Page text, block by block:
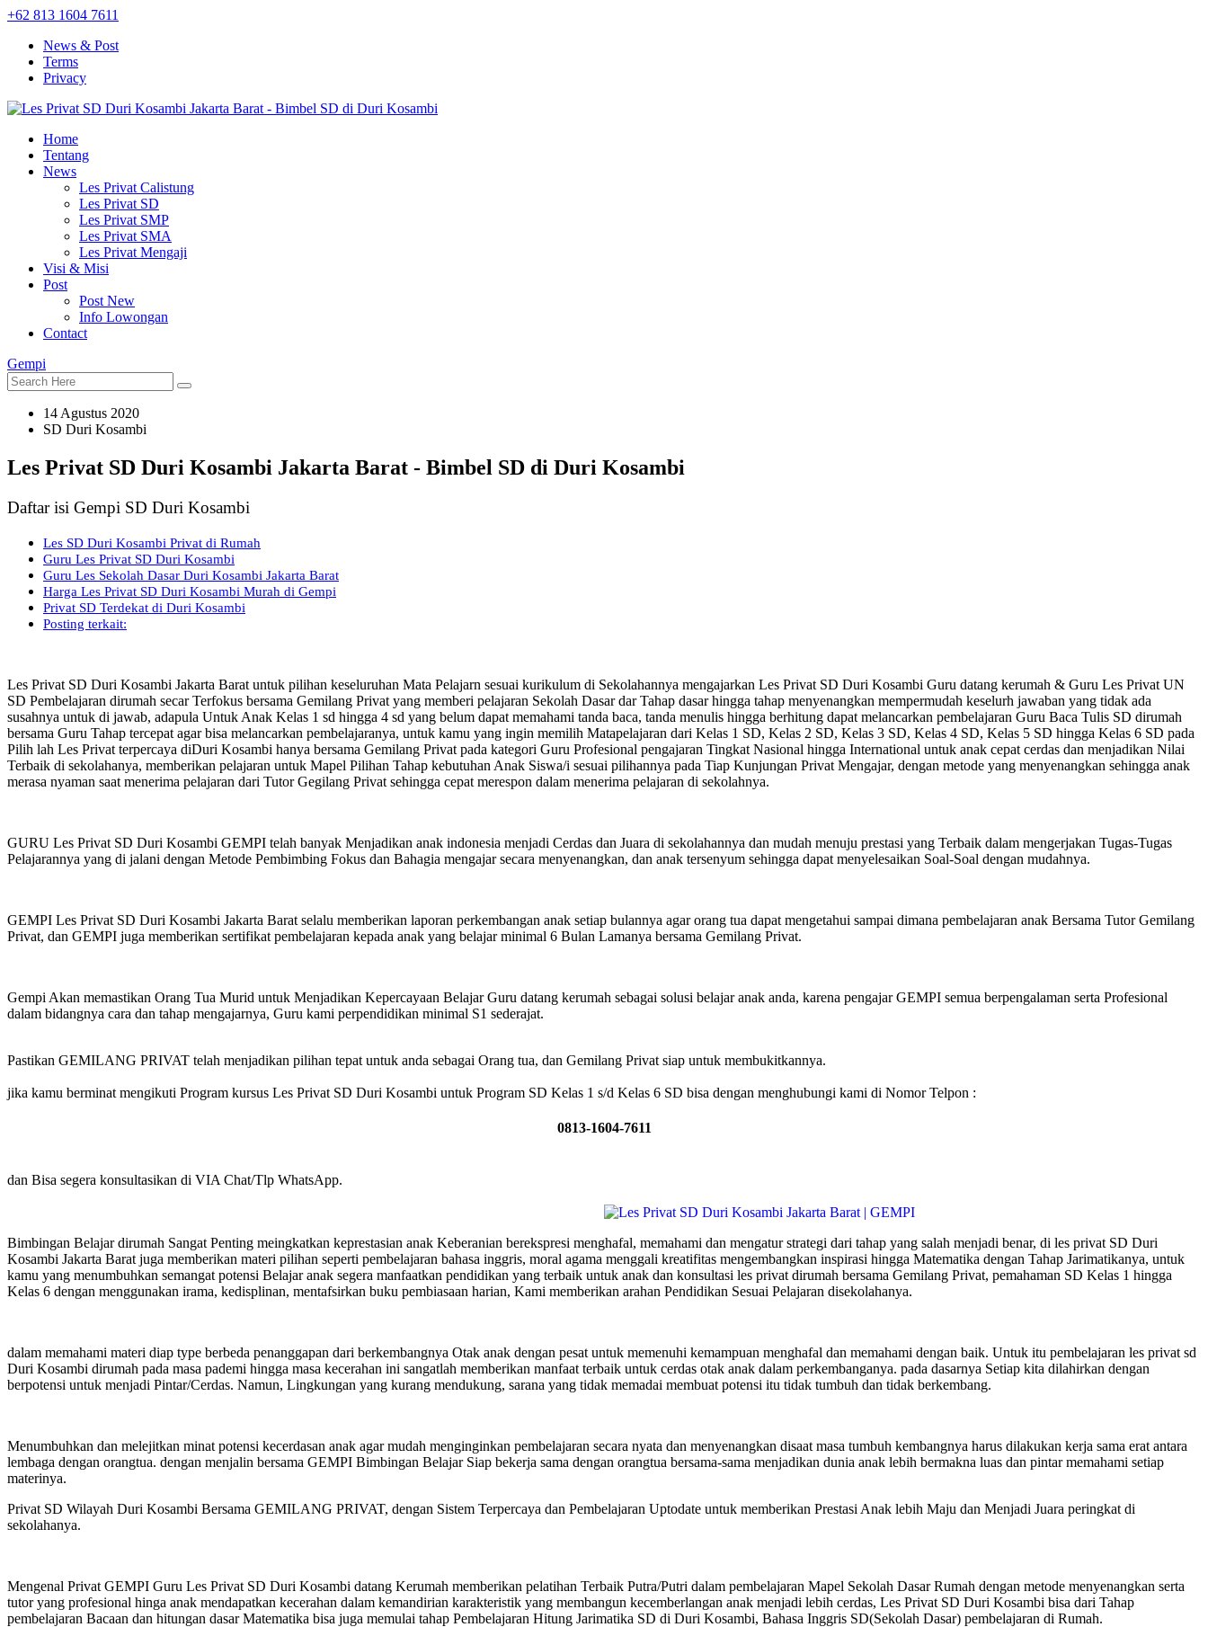
+62 813 1604 7611
News & Post
Terms
Privacy
Home
Tentang
News
Les Privat Calistung
Les Privat SD
Les Privat SMP
Les Privat SMA
Les Privat Mengaji
Visi & Misi
Post
Post New
Info Lowongan
Contact
Gempi
14 Agustus 2020
SD Duri Kosambi
Les Privat SD Duri Kosambi Jakarta Barat - Bimbel SD di Duri Kosambi
Daftar isi Gempi SD Duri Kosambi
Les SD Duri Kosambi Privat di Rumah
Guru Les Privat SD Duri Kosambi
Guru Les Sekolah Dasar Duri Kosambi Jakarta Barat
Harga Les Privat SD Duri Kosambi Murah di Gempi
Privat SD Terdekat di Duri Kosambi
Posting terkait:
Les Privat SD Duri Kosambi Jakarta Barat untuk pilihan keseluruhan Mata Pelajarn sesuai kurikulum di Sekolahannya mengajarkan Les Privat SD Duri Kosambi Guru datang kerumah & Guru Les Privat UN
SD Pembelajaran dirumah secar Terfokus bersama Gemilang Privat yang memberi pelajaran Sekolah Dasar dar Tahap dasar hingga tahap menyenangkan mempermudah keselurh jawaban yang tidak ada
susahnya untuk di jawab, adapula Untuk Anak Kelas 1 sd hingga 4 sd yang belum dapat memahami tanda baca, tanda menulis hingga berhitung dapat melancarkan pembelajaran Guru Baca Tulis SD dirumah
bersama Guru Tahap tercepat agar bisa melancarkan pembelajaranya, untuk kamu yang ingin memilih Matapelajaran dari Kelas 1 SD, Kelas 2 SD, Kelas 3 SD, Kelas 4 SD, Kelas 5 SD hingga Kelas 6 SD pada
Pilih lah Les Privat terpercaya diDuri Kosambi hanya bersama Gemilang Privat pada kategori Guru Profesional pengajaran Tingkat Nasional hingga International untuk anak cepat cerdas dan menjadikan Nilai
Terbaik di sekolahanya, memberikan pelajaran untuk Mapel Pilihan Tahap kebutuhan Anak Siswa/i sesuai pilihannya pada Tiap Kunjungan Privat Mengajar, dengan metode yang menyenangkan sehingga anak
merasa nyaman saat menerima pelajaran dari Tutor Gegilang Privat sehingga cepat merespon dalam menerima pelajaran di sekolahnya.
GURU Les Privat SD Duri Kosambi GEMPI telah banyak Menjadikan anak indonesia menjadi Cerdas dan Juara di sekolahannya dan mudah menuju prestasi yang Terbaik dalam mengerjakan Tugas-Tugas
Pelajarannya yang di jalani dengan Metode Pembimbing Fokus dan Bahagia mengajar secara menyenangkan, dan anak tersenyum sehingga dapat menyelesaikan Soal-Soal dengan mudahnya.
GEMPI Les Privat SD Duri Kosambi Jakarta Barat selalu memberikan laporan perkembangan anak setiap bulannya agar orang tua dapat mengetahui sampai dimana pembelajaran anak Bersama Tutor Gemilang
Privat, dan GEMPI juga memberikan sertifikat pembelajaran kepada anak yang belajar minimal 6 Bulan Lamanya bersama Gemilang Privat.
Gempi Akan memastikan Orang Tua Murid untuk Menjadikan Kepercayaan Belajar Guru datang kerumah sebagai solusi belajar anak anda, karena pengajar GEMPI semua berpengalaman serta Profesional
dalam bidangnya cara dan tahap mengajarnya, Guru kami perpendidikan minimal S1 sederajat.
Pastikan GEMILANG PRIVAT telah menjadikan pilihan tepat untuk anda sebagai Orang tua, dan Gemilang Privat siap untuk membukitkannya.
jika kamu berminat mengikuti Program kursus Les Privat SD Duri Kosambi untuk Program SD Kelas 1 s/d Kelas 6 SD bisa dengan menghubungi kami di Nomor Telpon :
0813-1604-7611
dan Bisa segera konsultasikan di VIA Chat/Tlp WhatsApp.
Bimbingan Belajar dirumah Sangat Penting meingkatkan keprestasian anak Keberanian berekspresi menghafal, memahami dan mengatur strategi dari tahap yang salah menjadi benar, di les privat SD Duri
Kosambi Jakarta Barat juga memberikan materi pilihan seperti pembelajaran bahasa inggris, moral agama menggali kreatifitas mengembangkan inspirasi hingga Matematika dengan Tahap Jarimatikanya, untuk
kamu yang menumbuhkan semangat potensi Belajar anak segera manfaatkan pendidikan yang terbaik untuk anak dan konsultasi les privat dirumah bersama Gemilang Privat, pemahaman SD Kelas 1 hingga
Kelas 6 dengan menggunakan irama, kedisplinan, mentafsirkan buku pembiasaan harian, Kami memberikan arahan Pendidikan Sesuai Pelajaran disekolahanya.
dalam memahami materi diap type berbeda penanggapan dari berkembangnya Otak anak dengan pesat untuk memenuhi kemampuan menghafal dan memahami dengan baik. Untuk itu pembelajaran les privat sd
Duri Kosambi dirumah pada masa pademi hingga masa kecerahan ini sangatlah memberikan manfaat terbaik untuk cerdas otak anak dalam perkembanganya. pada dasarnya Setiap kita dilahirkan dengan
berpotensi untuk menjadi Pintar/Cerdas. Namun, Lingkungan yang kurang mendukung, sarana yang tidak memadai membuat potensi itu tidak tumbuh dan tidak berkembang.
Menumbuhkan dan melejitkan minat potensi kecerdasan anak agar mudah menginginkan pembelajaran secara nyata dan menyenangkan disaat masa tumbuh kembangnya harus dilakukan kerja sama erat antara
lembaga dengan orangtua. dengan menjalin bersama GEMPI Bimbingan Belajar Siap bekerja sama dengan orangtua bersama-sama menjadikan dunia anak lebih bermakna luas dan pintar memahami setiap
materinya.
Privat SD Wilayah Duri Kosambi Bersama GEMILANG PRIVAT, dengan Sistem Terpercaya dan Pembelajaran Uptodate untuk memberikan Prestasi Anak lebih Maju dan Menjadi Juara peringkat di
sekolahanya.
Mengenal Privat GEMPI Guru Les Privat SD Duri Kosambi datang Kerumah memberikan pelatihan Terbaik Putra/Putri dalam pembelajaran Mapel Sekolah Dasar Rumah dengan metode menyenangkan serta
tutor yang profesional hinga anak mendapatkan kecerahan dalam kemandirian karakteristik yang membangun kecemberlangan anak menjadi lebih cerdas, Les Privat SD Duri Kosambi bisa dari Tahap
pembelajaran Bacaan dan hitungan dasar Matematika bisa juga memulai tahap Pembelajaran Hitung Jarimatika SD di Duri Kosambi, Bahasa Inggris SD(Sekolah Dasar) pembelajaran di Rumah.